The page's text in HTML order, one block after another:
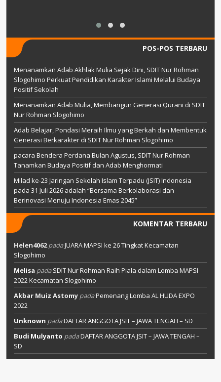
POS-POS TERBARU
Menanamkan Adab Akhlak Mulia Sejak Dini, SDIT Nur Rohman
Slogohimo Perkuat Pendidikan Karakter Islami Melalui Budaya
Positif Sekolah
Menanamkan Adab Mulia, Membangun Generasi Qurani di SDIT
Nur Rohman Slogohimo
Adab Belajar, Pondasi Meraih Ilmu yang Berkah dan Membentuk
Generasi Berkarakter di SDIT Nur Rohman Slogohimo
pacara Bendera Perdana Bulan Agustus, SDIT Nur Rohman
Tanamkan Budaya Positif dan Adab Menghormati
Milad ke-23 Jaringan Sekolah Islam Terpadu (JSIT) Indonesia
pada 31 Juli 2026 adalah “Bersama Berkolaborasi dan
Berinovasi Menuju Indonesia Emas 2045”
KOMENTAR TERBARU
Helen4062padaJUARA MAPSI ke 26 Tingkat Kecamatan
Slogohimo
Melisa padaSDIT Nur Rohman Raih Piala dalam Lomba MAPSI
2022 Kecamatan Slogohimo
Akbar Muiz Astomy padaPemenang Lomba AL HUDA EXPO
2022
Unknown padaDAFTAR ANGGOTA JSIT – JAWA TENGAH – SD
Budi Mulyanto padaDAFTAR ANGGOTA JSIT – JAWA TENGAH –
SD